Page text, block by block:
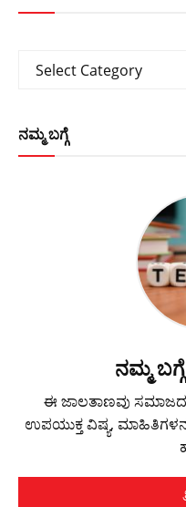
Categories
Select Category
ನಮ್ಮ ಬಗ್ಗೆ
ನಮ್ಮ
ಈ ಜಾಲತಾಣವು
ಉಪಯುಕ್ತ ವಿಷ್ಯ, ಮಾಹಿತಿಗಳನು